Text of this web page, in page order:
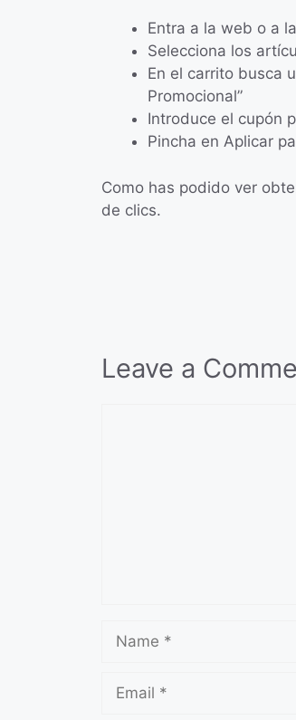
Entra a la web o a
Selecciona los
En el carrito busca
Promocional”
Introduce el cupón
Pincha en Aplicar
Como has podido ver
de clics.
Leave a
Name
Email